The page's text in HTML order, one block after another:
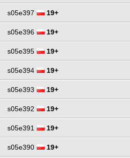
s05e397 19+
s05e396 19+
s05e395 19+
s05e394 19+
s05e393 19+
s05e392 19+
s05e391 19+
s05e390 19+